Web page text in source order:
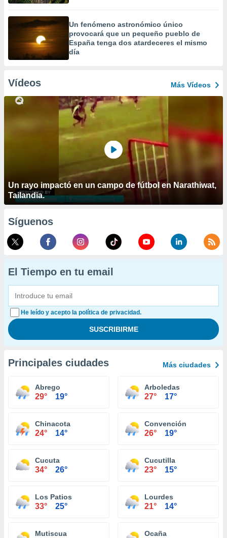
Un fenómeno astronómico único
provocará que un pequeño pueblo de
España tenga dos atardeceres el mismo
día
Vídeos Más Vídeos
Un rayo impactó en un campo de fútbol en Narathiwat,
Tailandia.
Síguenos
El Tiempo en tu email
He leído y acepto la política de privacidad.
Principales ciudades Más ciudades
Abrego
29° 19°
Arboledas
27° 17°
Chinacota
24° 14°
Convención
26° 19°
Cucuta
34° 26°
Cucutilla
23° 15°
Los Patios
33° 25°
Lourdes
21° 14°
Mutiscua Ocaña